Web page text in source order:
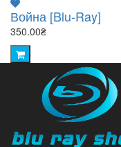
Война [Blu-Ray]
350.00₴